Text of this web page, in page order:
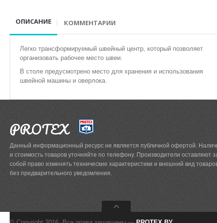
Прессы для дублирования
Прессы для установки фурнитуры
ПРОМЫШЛЕННЫЕ ВЫШИВАЛЬНЫЕ МАШИНЫ
Промышленные вышивальные машины BROTHER
ПАРОГЛАДИЛЬНОЕ ОБОРУДОВАНИЕ
Парогенераторы с утюгом
ОПИСАНИЕ КОММЕНТАРИИ
Легко трансформируемый швейный центр, который позволяет
организовать рабочее место швеи.
В столе предусмотрено место для хранения и использования
швейной машины и оверлока.
PROTEX
Данный информационный ресурс не является публичной офертой.
и стоимость товаров уточняйте по телефону. Производители оставляют
собой право изменять технические характеристики и внешний вид
без предварительного уведомления.